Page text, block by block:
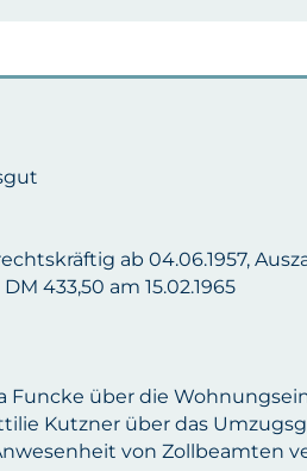
ab 04.06.1957,
433,50 am 15.02.1965
Funcke über die
Kutzner über das
von Zollbeamten